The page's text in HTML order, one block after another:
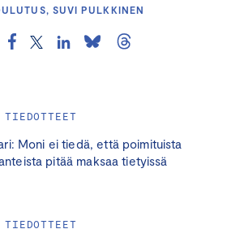
Moni ei tiedä, että poimituista
pitää maksaa tietyissä
SUVI PULKKINEN